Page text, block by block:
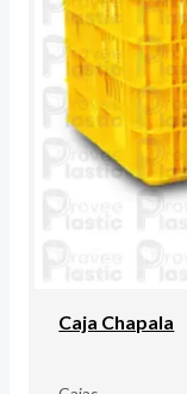
Caja Chapala